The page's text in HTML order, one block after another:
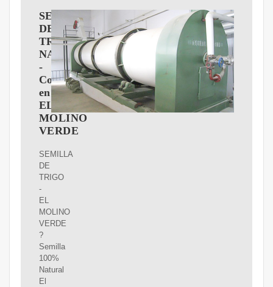
SEMILLA
DE
TRIGO
NATURAL
-
Comprar
en
EL
MOLINO
VERDE
SEMILLA
DE
TRIGO
-
EL
MOLINO
VERDE
?
Semilla
100%
Natural
El